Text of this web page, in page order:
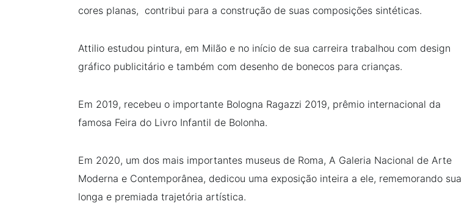
cores planas, contribui para a construção de suas composições sintéticas.
Attilio estudou pintura, em Milão e no início de sua carreira trabalhou com design
gráfico publicitário e também com desenho de bonecos para crianças.
Em 2019, recebeu o importante Bologna Ragazzi 2019, prêmio internacional da
famosa Feira do Livro Infantil de Bolonha.
Em 2020, um dos mais importantes museus de Roma, A Galeria Nacional de Arte
Moderna e Contemporânea, dedicou uma exposição inteira a ele, rememorando sua
longa e premiada trajetória artística.